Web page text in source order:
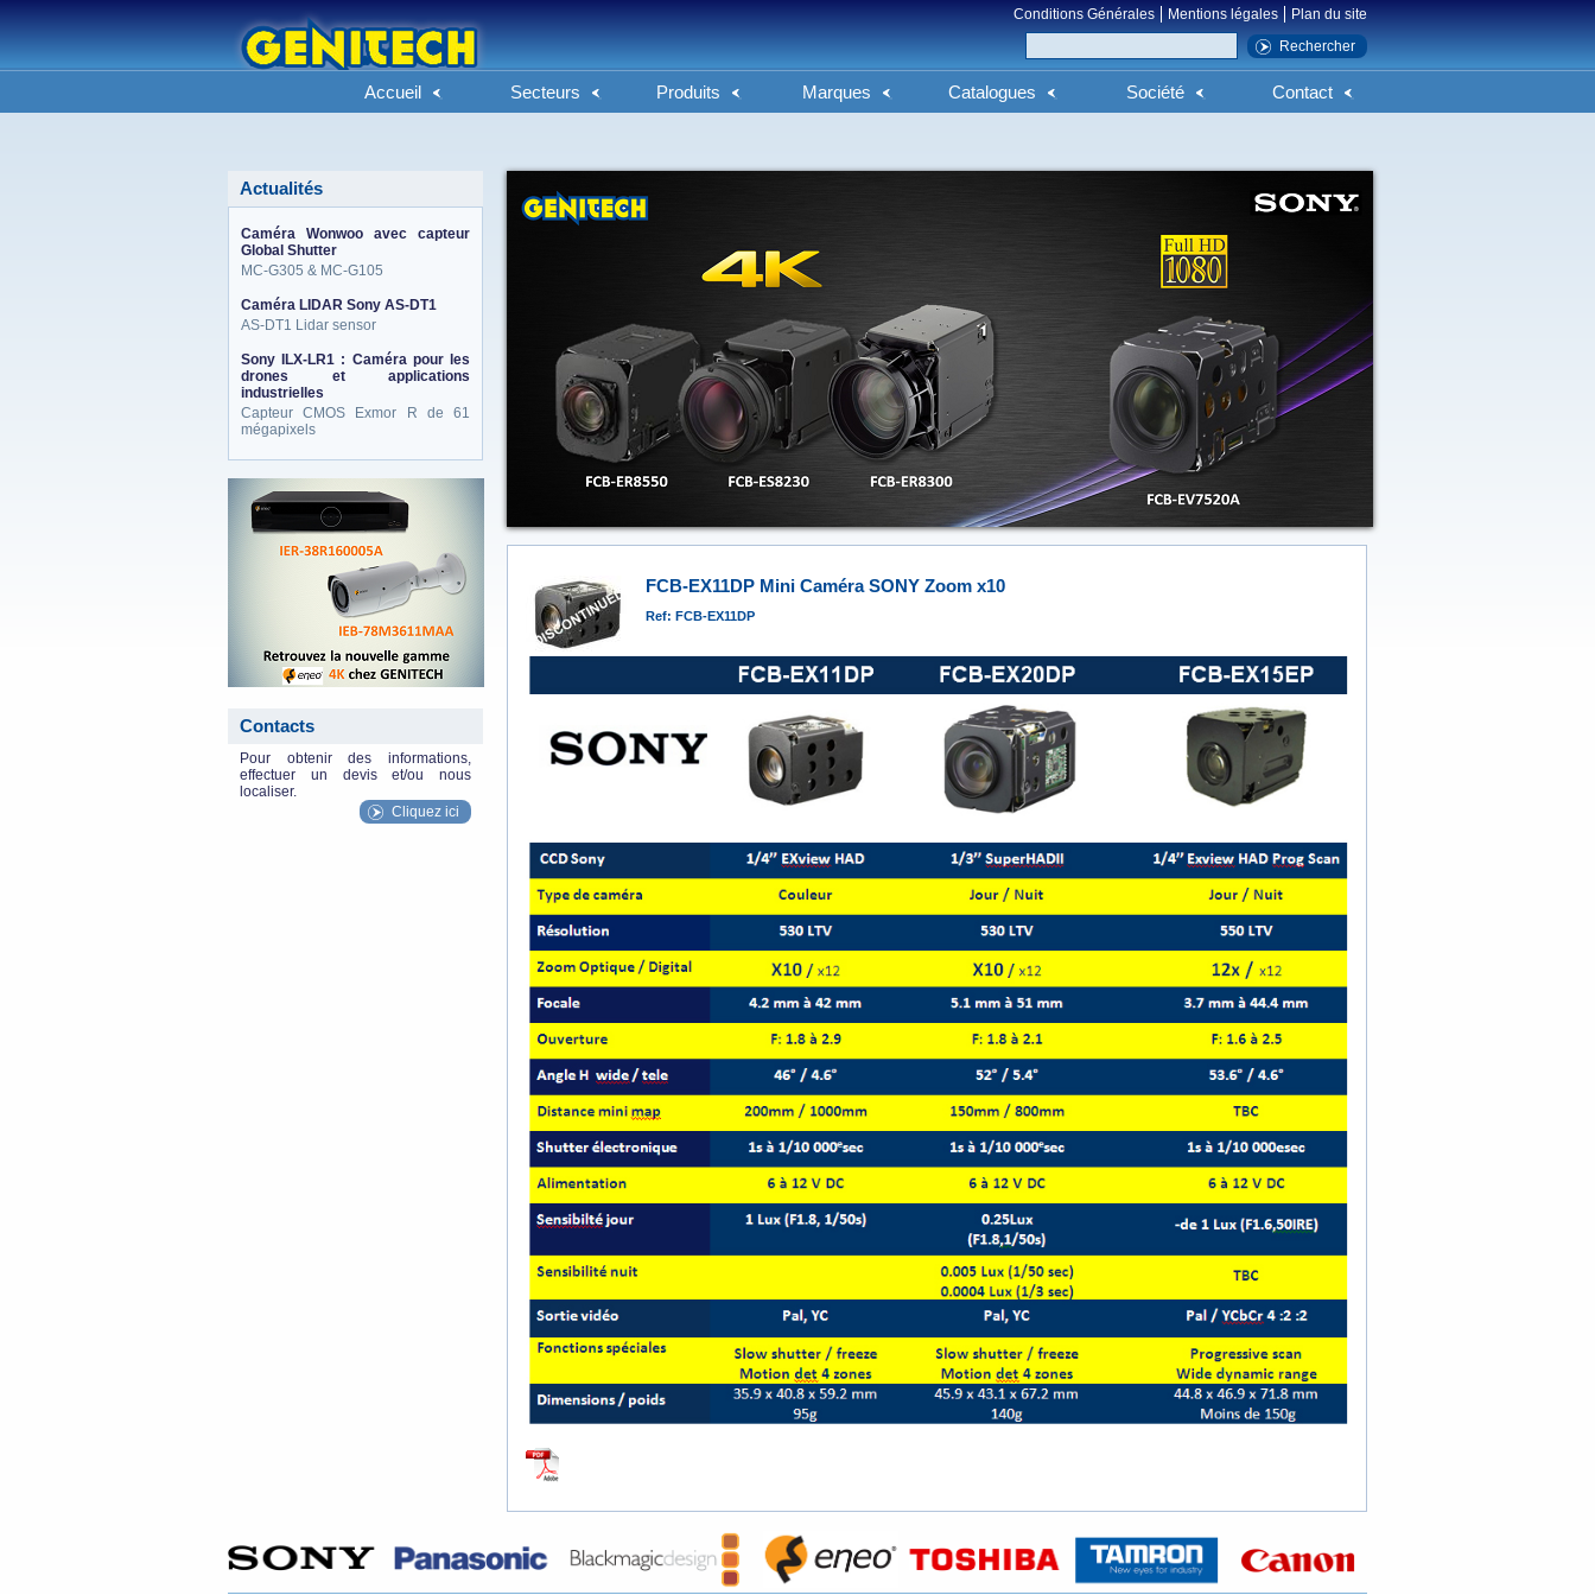
Conditions Générales Mentions légales Plan du site
Accueil Secteurs Produits Marques Catalogues Société Contact
Actualités
Caméra Wonwoo avec capteur
Global Shutter
MC-G305 & MC-G105
Caméra LIDAR Sony AS-DT1
AS-DT1 Lidar sensor
Sony ILX-LR1 : Caméra pour les
drones et applications
industrielles
Capteur CMOS Exmor R de 61
mégapixels
Contacts
Pour obtenir des informations,
effectuer un devis et/ou nous
localiser.
Cliquez ici
FCB-EX11DP Mini Caméra SONY Zoom x10
Ref: FCB-EX11DP